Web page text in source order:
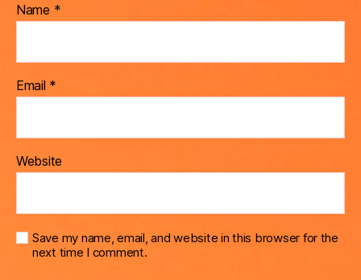
Name *
Email *
Website
Save my name, email, and website in this browser for the
next time I comment.